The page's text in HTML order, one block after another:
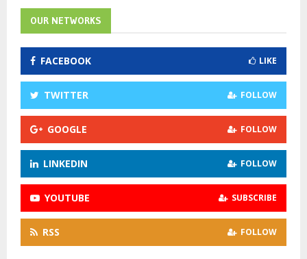
f
o
:
R
C
H
OUR NETWORKS
FACEBOOK LIKE
TWITTER FOLLOW
GOOGLE FOLLOW
LINKEDIN FOLLOW
YOUTUBE SUBSCRIBE
RSS FOLLOW